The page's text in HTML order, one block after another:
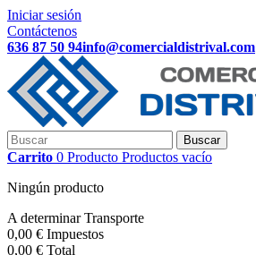
Iniciar sesión
Contáctenos
636 87 50 94info@comercialdistrival.com
Buscar
Carrito 0 Producto Productos vacío
Ningún producto
A determinarTransporte
0,00 € Impuestos
0,00 € Total